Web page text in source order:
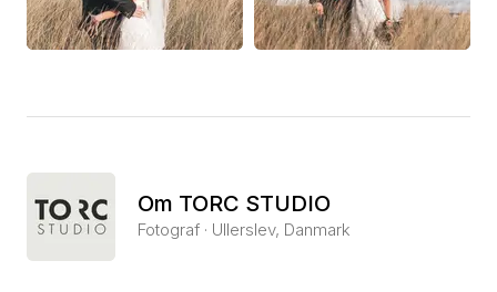
Om TORC STUDIO
Fotograf · Ullerslev, Danmark